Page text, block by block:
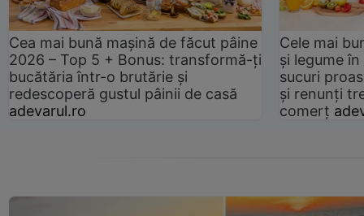
Cea mai bună mașină de făcut pâine
2026 – Top 5 + Bonus: transformă-ți
bucătăria într-o brutărie și
redescoperă gustul pâinii de casă
adevarul.ro
Cele mai
și legume
sucuri
și renunți
comerț